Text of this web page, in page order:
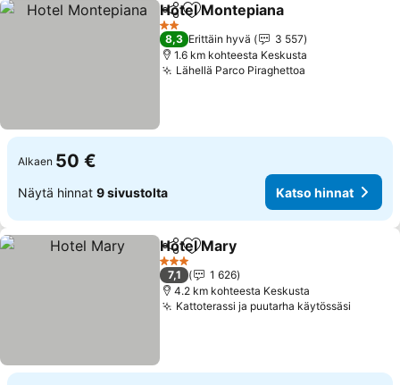
Jaa Lisää suosikkeihin
Hotel Montepiana
2 Tähtiluokitus
8,3 Erittäin hyvä
3 557
1.6 km kohteesta Keskusta
Lähellä Parco Piraghettoa
Alkaen 50 €
Näytä hinnat 9 sivustolta Katso hinnat
Jaa Lisää suosikkeihin
Hotel Mary
3 Tähtiluokitus
7,1
1 626
4.2 km kohteesta Keskusta
Kattoterassi ja puutarha käytössäsi